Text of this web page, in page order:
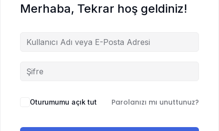
Merhaba, Tekrar hoş geldiniz!
Oturumumu açık tut Parolanızı mı unuttunuz?